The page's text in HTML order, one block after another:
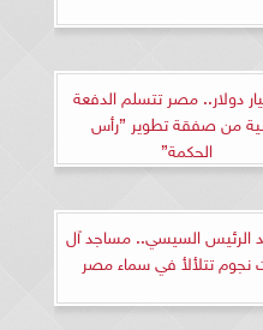
دولار.. مصر تتسلم الدفعة
من صفقة تطوير ”رأس
الحكمة”
الرئيس السيسي.. مساجد آل
نجوم تتلألأ في سماء مصر